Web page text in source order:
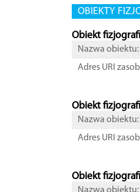
OBIEKTY
Obiekt
Nazwa obiektu:
Adres URI
Obiekt
Nazwa obiektu:
Adres URI
Obiekt